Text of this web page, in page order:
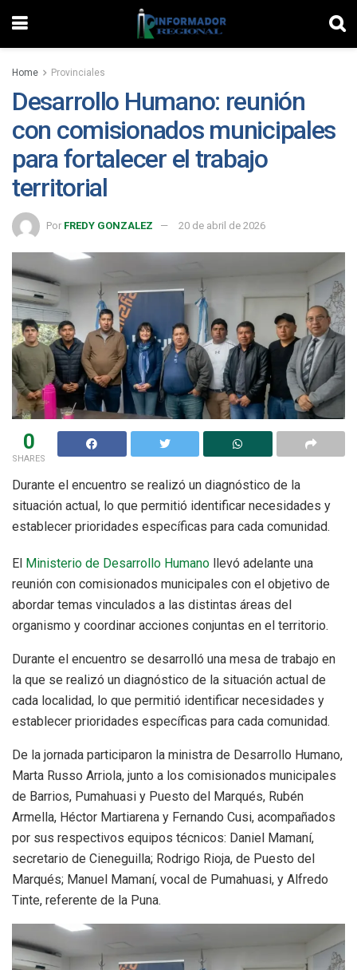
Home Provinciales
Desarrollo Humano: reunión
con comisionados municipales
para fortalecer el trabajo
territorial
Por FREDY GONZALEZ 20 de abril de 2026
0
SHARES
Durante el encuentro se realizó un diagnóstico de la
situación actual, lo que permitió identificar necesidades y
establecer prioridades específicas para cada comunidad.
El Ministerio de Desarrollo Humano llevó adelante una
reunión con comisionados municipales con el objetivo de
abordar temas vinculados a las distintas áreas del
organismo y coordinar acciones conjuntas en el territorio.
Durante el encuentro se desarrolló una mesa de trabajo en
la que se realizó un diagnóstico de la situación actual de
cada localidad, lo que permitió identificar necesidades y
establecer prioridades específicas para cada comunidad.
De la jornada participaron la ministra de Desarrollo Humano,
Marta Russo Arriola, junto a los comisionados municipales
de Barrios, Pumahuasi y Puesto del Marqués, Rubén
Armella, Héctor Martiarena y Fernando Cusi, acompañados
por sus respectivos equipos técnicos: Daniel Mamaní,
secretario de Cieneguilla; Rodrigo Rioja, de Puesto del
Marqués; Manuel Mamaní, vocal de Pumahuasi, y Alfredo
Tinte, referente de la Puna.